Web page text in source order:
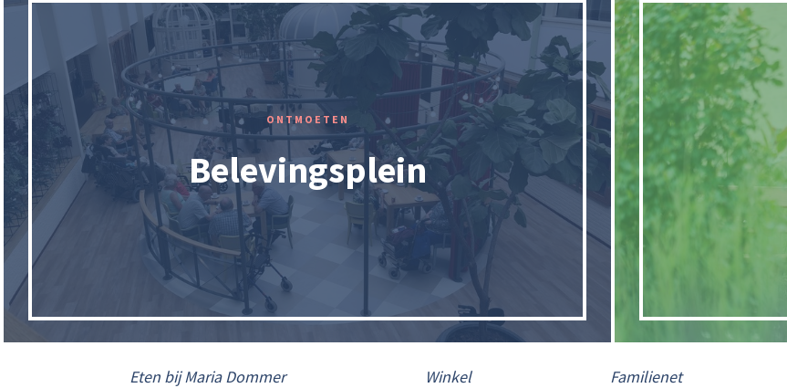
ONTMOETEN
Belevingsplein
Eten bij Maria Dommer Winkel Familienet